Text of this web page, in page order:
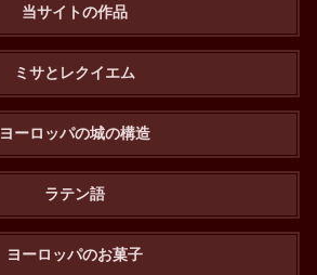
当サイトの作品
ミサとレクイエム
ヨーロッパの城の構造
ラテン語
ヨーロッパのお菓子